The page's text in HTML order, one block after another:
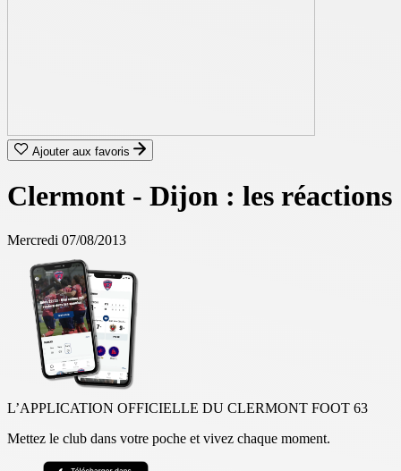
Ajouter aux favoris
Clermont - Dijon : les réactions
Mercredi 07/08/2013
L’APPLICATION OFFICIELLE DU CLERMONT FOOT 63
Mettez le club dans votre poche et vivez chaque moment.